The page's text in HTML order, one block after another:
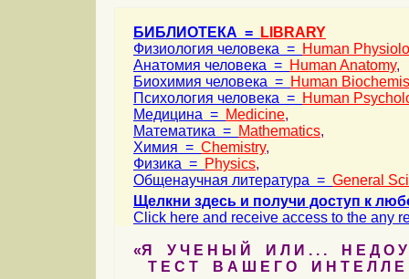
БИБЛИОТЕКА =
LIBRARY
Физиология человека = Human
Анатомия человека = Human Anatomy,
Биохимия человека = Human
Психология человека = Human
Медицина = Medicine,
Математика = Mathematics,
Химия = Chemistry,
Физика = Physics,
Общенаучная литература = General
Щелкни здесь и получи доступ к
Click here and receive access to the any
«Я У Ч Е Н Ы Й И Л И . . . Н Е Д О У
Т Е С Т В А Ш Е Г О И Н Т Е Л Л Е